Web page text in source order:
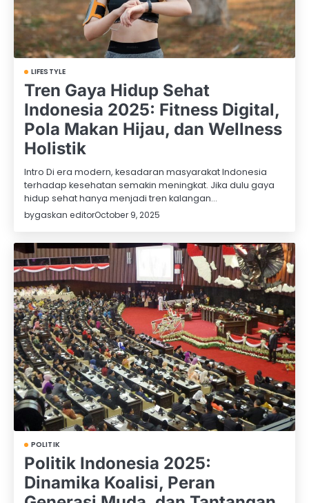
LIFESTYLE
Tren Gaya Hidup Sehat
Indonesia 2025: Fitness Digital,
Pola Makan Hijau, dan Wellness
Holistik
Intro Di era modern, kesadaran masyarakat Indonesia
terhadap kesehatan semakin meningkat. Jika dulu gaya
hidup sehat hanya menjadi tren kalangan…
bygaskan editorOctober 9, 2025
POLITIK
Politik Indonesia 2025:
Dinamika Koalisi, Peran